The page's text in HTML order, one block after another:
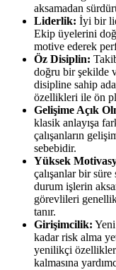
aksamadan
Liderlik: İyi bir
Ekip üyelerini
motive ederek
Öz Disiplin:
doğru bir şekilde
disipline sahip
özellikleri ile ön
Gelişime Açık
klasik anlayışa
çalışanların
sebebidir.
Yüksek
çalışanlar bir
durum işlerin
görevlileri
tanır.
Girişimcilik:
kadar risk alma
yenilikçi
kalmasına